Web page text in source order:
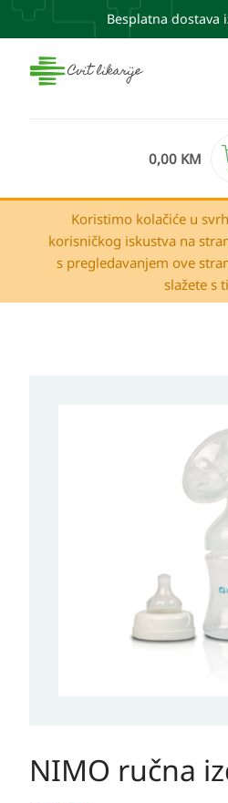
Besplatna dostava
0,00 KM
Koristimo kolačiće u
korisničkog iskustva na
s pregledavanjem ove
slažete s
NIMO ručna